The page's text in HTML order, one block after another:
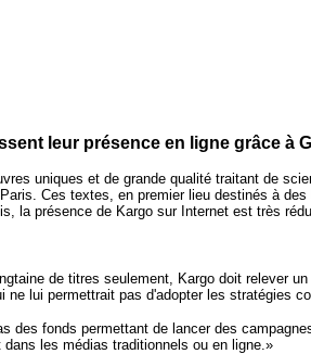
leur présence en ligne grâce à
uniques et de grande qualité traitant de
Ces textes, en premier lieu destinés à
la présence de Kargo sur Internet est très
de titres seulement, Kargo doit relever
ne lui permettrait pas d'adopter les stratégies
des fonds permettant de lancer des
les médias traditionnels ou en ligne.»